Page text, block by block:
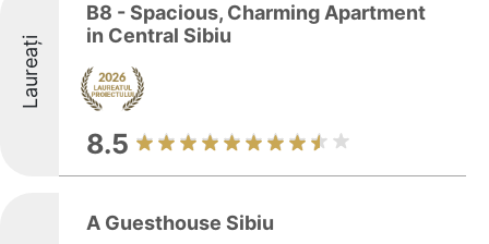
Laureați
B8 - Spacious, Charming Apartment
in Central Sibiu
8.5
A Guesthouse Sibiu